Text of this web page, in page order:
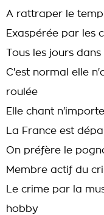
A rattraper le
Exaspérée par les
Tous les jours
C'est normal elle
roulée
Elle chant
La France est
On préfère le
Membre actif du
Le crime par la
hobby